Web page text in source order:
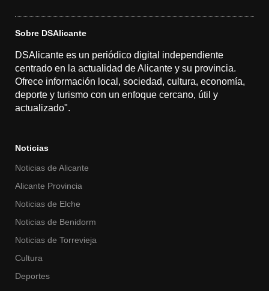
Sobre DSAlicante
DSAlicante es un periódico digital independiente
centrado en la actualidad de Alicante y su provincia.
Ofrece información local, sociedad, cultura, economía,
deporte y turismo con un enfoque cercano, útil y
actualizado".
Noticias
Noticias de Alicante
Alicante Provincia
Noticias de Elche
Noticias de Benidorm
Noticias de Torrevieja
Cultura
Deportes